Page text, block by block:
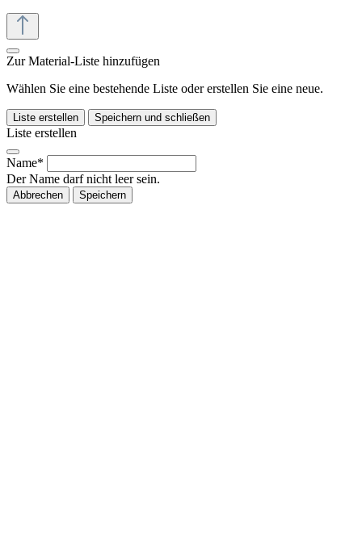
Zur Material-Liste hinzufügen
Wählen Sie eine bestehende Liste oder erstellen Sie eine neue.
Liste erstellen Speichern und schließen
Liste erstellen
Name*
Der Name darf nicht leer sein.
Abbrechen Speichern